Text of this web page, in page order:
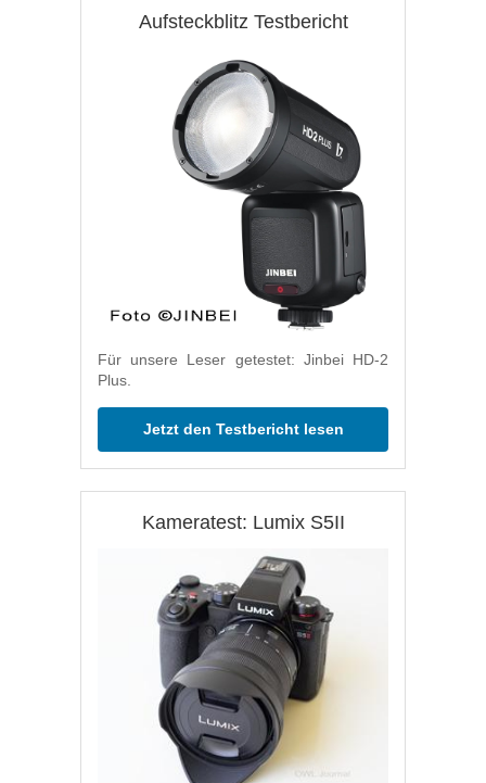
Aufsteckblitz Testbericht
Für unsere Leser getestet: Jinbei HD-2
Plus.
Jetzt den Testbericht lesen
Kameratest: Lumix S5II